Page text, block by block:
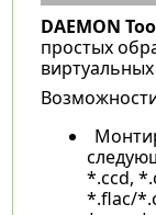
DAEMON
простых
*.ccd,
*.flac/